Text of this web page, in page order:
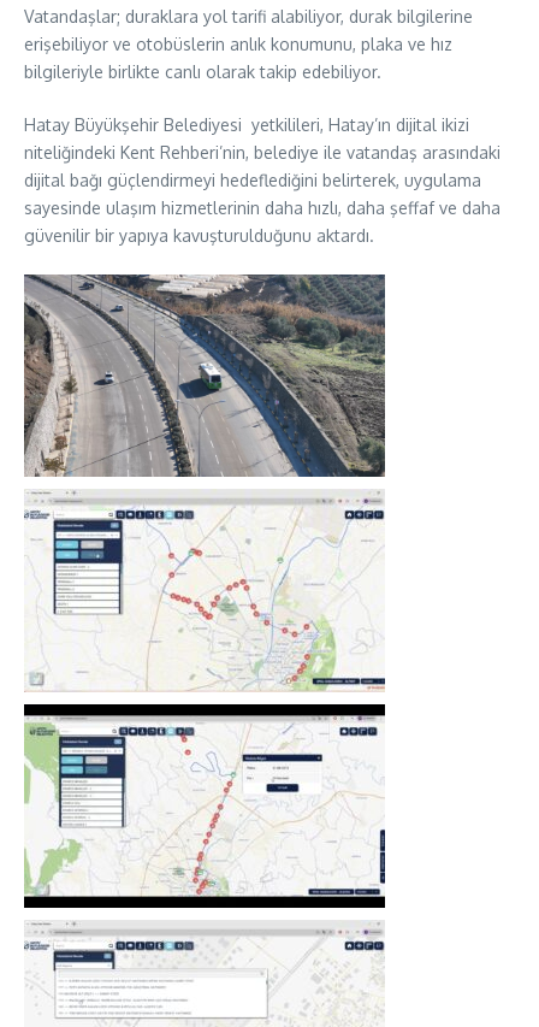
Vatandaşlar; duraklara yol tarifi alabiliyor, durak bilgilerine
erişebiliyor ve otobüslerin anlık konumunu, plaka ve hız
bilgileriyle birlikte canlı olarak takip edebiliyor.
Hatay Büyükşehir Belediyesi yetkilileri, Hatay’ın dijital ikizi
niteliğindeki Kent Rehberi’nin, belediye ile vatandaş arasındaki
dijital bağı güçlendirmeyi hedeflediğini belirterek, uygulama
sayesinde ulaşım hizmetlerinin daha hızlı, daha şeffaf ve daha
güvenilir bir yapıya kavuşturulduğunu aktardı.